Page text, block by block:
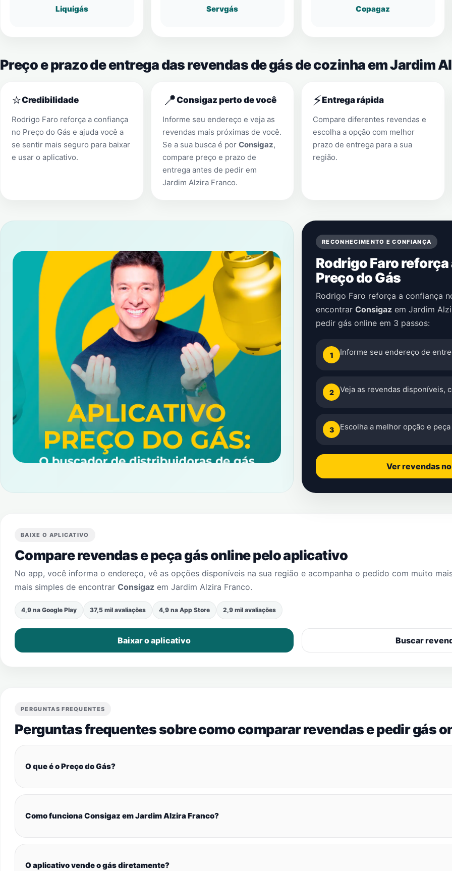
Liquigás Servgás Copagaz
Preço e prazo de entrega das revendas de gás de cozinha em Jardim
⭐Credibilidade
Rodrigo Faro reforça a confiança
no Preço do Gás e ajuda você a
se sentir mais seguro para baixar
e usar o aplicativo.
📍Consigaz perto de você
Informe seu endereço e veja as
revendas mais próximas de você.
Se a sua busca é por Consigaz,
compare preço e prazo de
entrega antes de pedir em
Jardim Alzira Franco.
⚡Entrega rápida
Compare diferentes revendas e
escolha a opção com melhor
prazo de entrega para a sua
região.
RECONHECIMENTO E CONFIANÇA
Rodrigo Faro
Preço do Gás
Rodrigo Faro reforça a confiança
encontrar Consigaz em Jardim
pedir gás online em 3 passos:
1 Informe seu endereço de
2 Veja as revendas disponíveis,
3 Escolha a melhor opção e
Ver revendas
BAIXE O APLICATIVO
Compare revendas e peça gás online pelo aplicativo
No app, você informa o endereço, vê as opções disponíveis na sua região e acompanha o pedido com muito
mais simples de encontrar Consigaz em Jardim Alzira Franco.
4,9 na Google Play 37,5 mil avaliações 4,9 na App Store 2,9 mil avaliações
Baixar o aplicativo Buscar
PERGUNTAS FREQUENTES
Perguntas frequentes sobre como comparar revendas e pedir gás
O que é o Preço do Gás?
Como funciona Consigaz em Jardim Alzira Franco?
O aplicativo vende o gás diretamente?